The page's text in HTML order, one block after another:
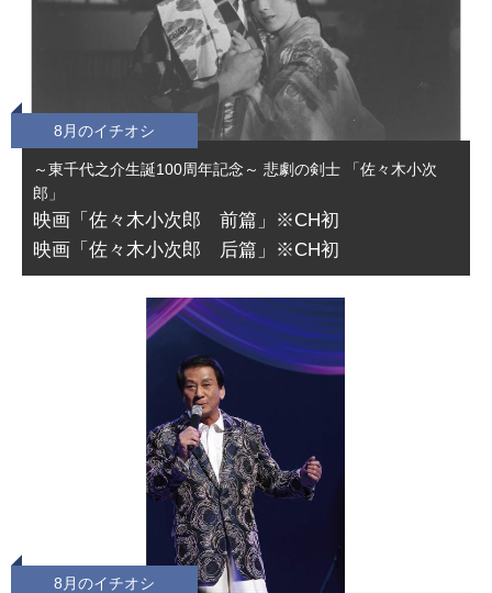
8月のイチオシ
～東千代之介生誕100周年記念～ 悲劇の剣士 「佐々木小次
郎」
映画「佐々木小次郎 前篇」※CH初
映画「佐々木小次郎 后篇」※CH初
8月のイチオシ